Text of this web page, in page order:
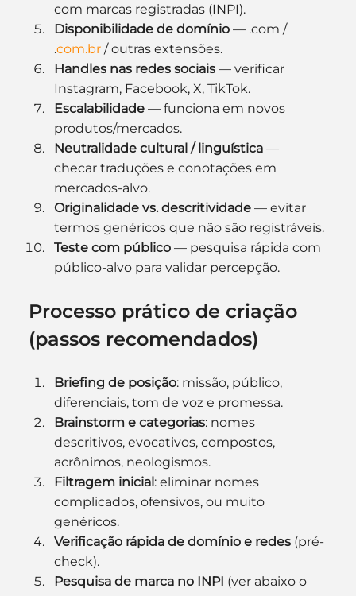
com marcas registradas (INPI).
Disponibilidade de domínio — .com /
.com.br / outras extensões.
Handles nas redes sociais — verificar
Instagram, Facebook, X, TikTok.
Escalabilidade — funciona em novos
produtos/mercados.
Neutralidade cultural / linguística —
checar traduções e conotações em
mercados-alvo.
Originalidade vs. descritividade — evitar
termos genéricos que não são registráveis.
Teste com público — pesquisa rápida com
público-alvo para validar percepção.
Processo prático de criação
(passos recomendados)
Briefing de posição: missão, público,
diferenciais, tom de voz e promessa.
Brainstorm e categorias: nomes
descritivos, evocativos, compostos,
acrônimos, neologismos.
Filtragem inicial: eliminar nomes
complicados, ofensivos, ou muito
genéricos.
Verificação rápida de domínio e redes (pré-
check).
Pesquisa de marca no INPI (ver abaixo o